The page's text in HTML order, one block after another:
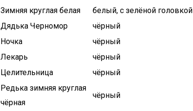
Зимняя круглая белая
белый, с зелёной головкой
Дядька Черномор
чёрный
Ночка
чёрный
Лекарь
чёрный
Целительница
чёрный
Редька зимняя круглая
чёрная
чёрный